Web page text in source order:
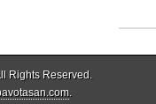
Rights Reserved.
.